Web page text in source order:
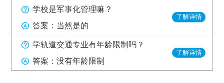
学校是军事化管理嘛？
答案：当然是的
了解详情
学轨道交通专业有年龄限制吗？
答案：没有年龄限制
了解详情